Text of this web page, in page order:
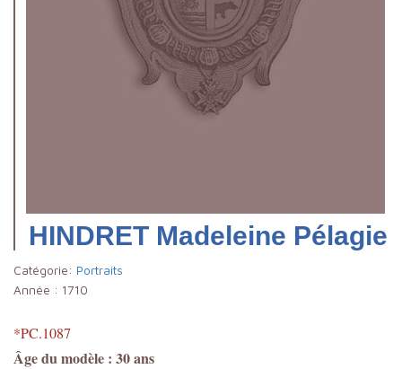
HINDRET Madeleine Pélagie
Catégorie: Portraits
Année : 1710
*PC.1087
Âge du modèle : 30 ans